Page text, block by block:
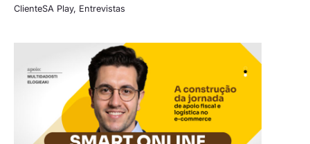
ClienteSA Play, Entrevistas